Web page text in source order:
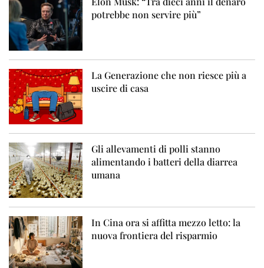
potrebbe non servire più”
La Generazione che non riesce più a
uscire di casa
Gli allevamenti di polli stanno
alimentando i batteri della diarrea
umana
In Cina ora si affitta mezzo letto: la
nuova frontiera del risparmio